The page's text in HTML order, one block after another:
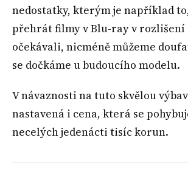
nedostatky, kterým je například
přehrát filmy v Blu-ray v rozlišení
očekávali, nicméně můžeme
se dočkáme u budoucího modelu.
V návaznosti na tuto skvělou
nastavená i cena, která se
necelých jedenácti tisíc korun.